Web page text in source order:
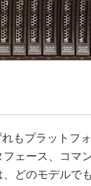
もプラットフ
ェース、コマ
どのモデルで